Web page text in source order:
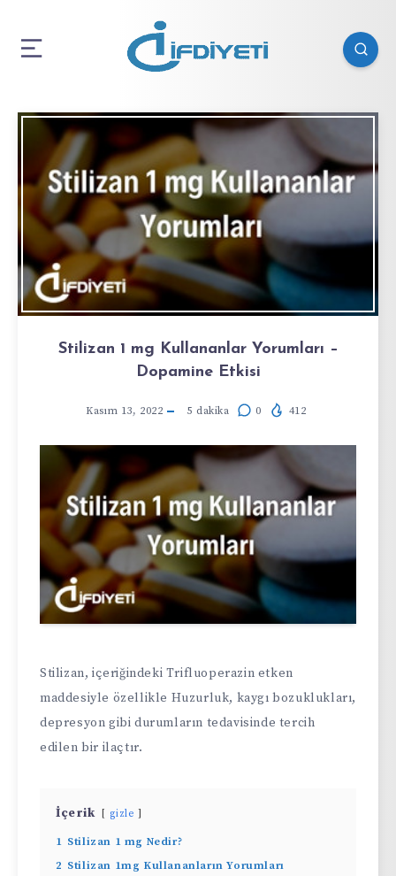
Stilizan 1 mg Kullananlar Yorumları –
Dopamine Etkisi
Kasım 13, 2022 5 dakika 0 412
Stilizan, içeriğindeki Trifluoperazin etken
maddesiyle özellikle Huzurluk, kaygı bozuklukları,
depresyon gibi durumların tedavisinde tercih
edilen bir ilaçtır.
İçerik gizle
1 Stilizan 1 mg Nedir?
2 Stilizan 1mg Kullananların Yorumları